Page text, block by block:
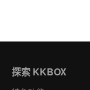
探索 KKBOX